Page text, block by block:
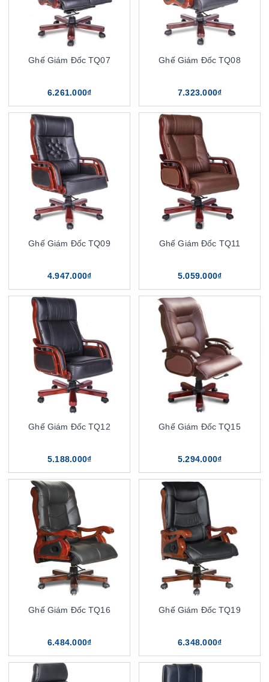
Ghế Giám Đốc TQ07
6.261.000₫
Ghế Giám Đốc TQ08
7.323.000₫
Ghế Giám Đốc TQ09
4.947.000₫
Ghế Giám Đốc TQ11
5.059.000₫
Ghế Giám Đốc TQ12
5.188.000₫
Ghế Giám Đốc TQ15
5.294.000₫
Ghế Giám Đốc TQ16
6.484.000₫
Ghế Giám Đốc TQ19
6.348.000₫